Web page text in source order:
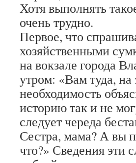
Хотя выполнять
очень трудно.
Первое, что
хозяйственными
на вокзале города
утром: «Вам туда,
необходимость
историю так и не
следует череда
Сестра, мама? А вы
что?» Сведения эти